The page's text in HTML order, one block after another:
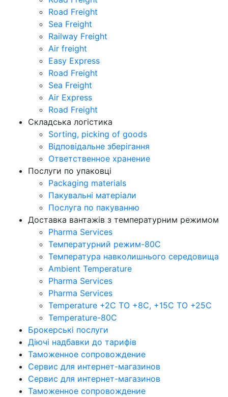
Road Freight
Sea Freight
Railway Freight
Air freight
Easy Express
Road Freight
Sea Freight
Air Express
Road Freight
Складська логістика
Sorting, picking of goods
Відповідальне зберігання
Ответственное хранение
Послуги по упаковці
Packaging materials
Пакувальнi матерiали
Послуга по пакуванню
Доставка вантажів з температурним режимом
Pharma Services
Температурний режим-80С
Температура навколишнього середовища
Ambient Temperature
Pharma Services
Pharma Services
Temperature +2C TO +8С, +15C TO +25С
Temperature-80С
Брокерські послуги
Діючі надбавки до тарифів
Таможенное сопровождение
Сервис для интернет-магазинов
Сервис для интернет-магазинов
Таможенное сопровождение